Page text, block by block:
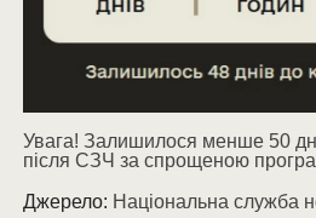
Увага! Залишилося менше 50
після СЗЧ за спрощеною
Джерело: Національна служба